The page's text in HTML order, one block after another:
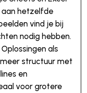
aan hetzelfde
vind je bij
nodig hebben.
Oplossingen als
structuur met
en
voor grotere